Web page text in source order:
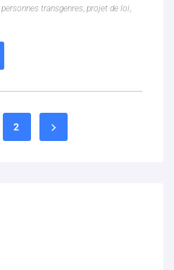
personnes transgenres, projet de loi,
2